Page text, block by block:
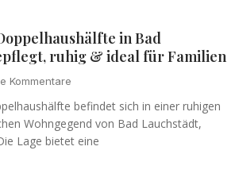
in Bad
ruhig & ideal für Familien
Kommentare
befindet sich in einer ruhigen
Wohngegend von Bad Lauchstädt,
Lage bietet eine